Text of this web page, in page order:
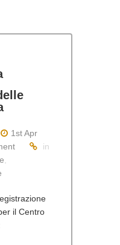
1st Apr
in
il Centro